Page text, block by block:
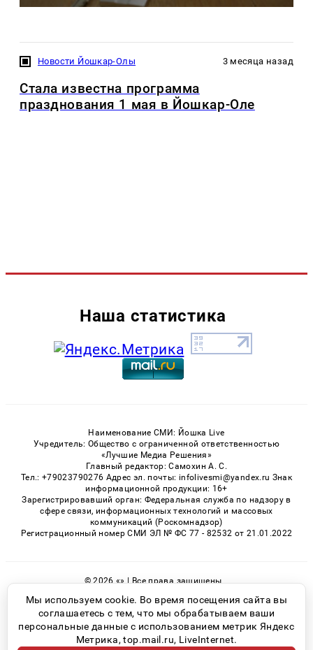
Новости Йошкар-Олы 3 месяца назад
Стала известна программа
празднования 1 мая в Йошкар-Оле
Наша статистика
Наименование СМИ: Йошка Live
Учредитель: Общество с ограниченной ответственностью
«Лучшие Медиа Решения»
Главный редактор: Самохин А. С.
Тел.: +79023790276 Адрес эл. почты: infolivesmi@yandex.ru Знак
информационной продукции: 16+
Зарегистрировавший орган: Федеральная служба по надзору в
сфере связи, информационных технологий и массовых
коммуникаций (Роскомнадзор)
Регистрационный номер СМИ ЭЛ № ФС 77 - 82532 от 21.01.2022
© 2026 «» | Все права защищены
Возрастная категория сайта 16+
Политика конфиденциальности
Мы используем cookie. Во время посещения сайта вы
соглашаетесь с тем, что мы обрабатываем ваши
персональные данные с использованием метрик Яндекс
Метрика, top.mail.ru, LiveInternet.